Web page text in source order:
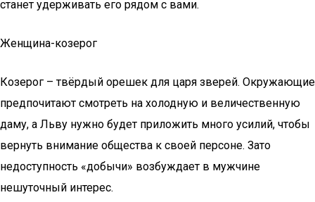
станет удерживать его рядом с вами.
Женщина-козерог
Козерог – твёрдый орешек для царя зверей. Окружающие
предпочитают смотреть на холодную и величественную
даму, а Льву нужно будет приложить много усилий, чтобы
вернуть внимание общества к своей персоне. Зато
недоступность «добычи» возбуждает в мужчине
нешуточный интерес.